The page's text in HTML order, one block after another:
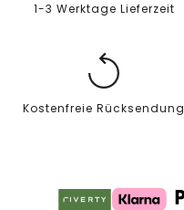
1-3 Werktage Lieferzeit
Kostenfreie Rücksendung